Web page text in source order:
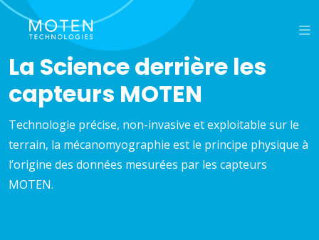
La Science derrière les
capteurs MOTEN
Technologie précise, non-invasive et exploitable sur le
terrain, la mécanomyographie est le principe physique à
l’origine des données mesurées par les capteurs
MOTEN.